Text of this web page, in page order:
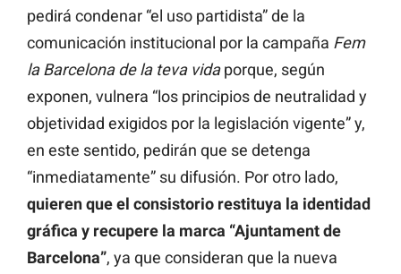
pedirá condenar “el uso partidista” de la
comunicación institucional por la campaña Fem
la Barcelona de la teva vidaporque, según
exponen, vulnera “los principios de neutralidad y
objetividad exigidos por la legislación vigente” y,
en este sentido, pedirán que se detenga
“inmediatamente” su difusión. Por otro lado,
quieren que el consistorio restituya la identidad
gráfica y recupere la marca “Ajuntament de
Barcelona”, ya que consideran que la nueva